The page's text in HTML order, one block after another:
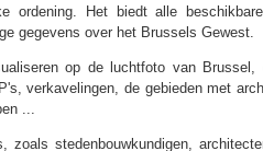
ordening. Het biedt alle
gegevens over het Brussels Gewest.
op de luchtfoto van Brussel,
verkavelingen, de gebieden met
...
stedenbouwkundigen,